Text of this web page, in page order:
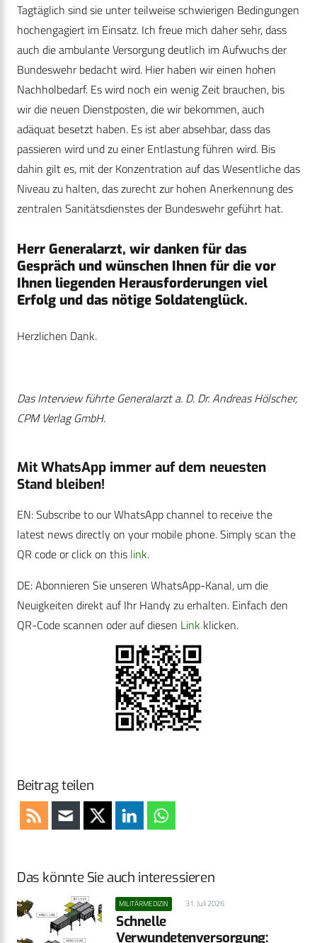
Tagtäglich sind sie unter teilweise schwierigen Bedingungen
hochengagiert im Einsatz. Ich freue mich daher sehr, dass
auch die ambulante Versorgung deutlich im Aufwuchs der
Bundeswehr bedacht wird. Hier haben wir einen hohen
Nachholbedarf. Es wird noch ein wenig Zeit brauchen, bis
wir die neuen Dienstposten, die wir bekommen, auch
adäquat besetzt haben. Es ist aber absehbar, dass das
passieren wird und zu einer Entlastung führen wird. Bis
dahin gilt es, mit der Konzentration auf das Wesentliche das
Niveau zu halten, das zurecht zur hohen Anerkennung des
zentralen Sanitätsdienstes der Bundeswehr geführt hat.
Herr Generalarzt, wir danken für das
Gespräch und wünschen Ihnen für die vor
Ihnen liegenden Herausforderungen viel
Erfolg und das nötige Soldatenglück.
Herzlichen Dank.
Das Interview führte Generalarzt a. D. Dr. Andreas Hölscher,
CPM Verlag GmbH.
Mit WhatsApp immer auf dem neuesten
Stand bleiben!
EN: Subscribe to our WhatsApp channel to receive the
latest news directly on your mobile phone. Simply scan the
QR code or click on this link.
DE: Abonnieren Sie unseren WhatsApp-Kanal, um die
Neuigkeiten direkt auf Ihr Handy zu erhalten. Einfach den
QR-Code scannen oder auf diesen Link klicken.
Beitrag teilen
Das könnte Sie auch interessieren
MILITÄRMEDIZIN 31. Juli 2026
Schnelle
Verwundetenversorgung: